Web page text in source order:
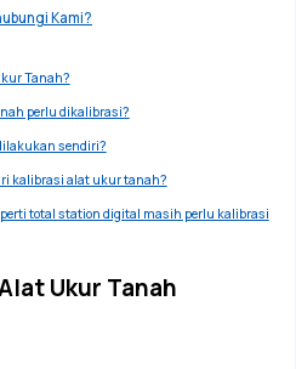
Kami?
Tanah?
perlu dikalibrasi?
sendiri?
kalibrasi alat ukur tanah?
total station digital masih perlu kalibrasi
Ukur Tanah